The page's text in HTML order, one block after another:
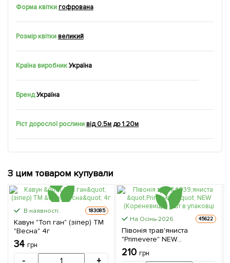
Форма квіткигофрована
Розмір квітки великий
Країна виробник Україна
БрендУкраїна
Ріст дорослої рослини від 0.5м до 1.20м
З цим товаром купували
В наявності. 183085
Кавун "Топ ган" (зіпер) ТМ
"Весна" 4г
34 грн
- +
На Осінь-2026 45622
Півонія трав'яниста
"Primevere" NEW
(Кореневище) 1 шт в
упаковці
210 грн